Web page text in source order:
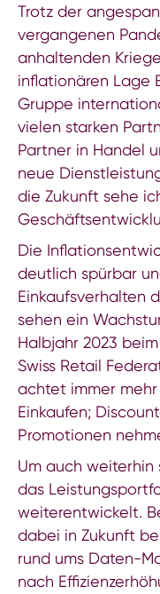
Trotz der
vergangenen
anhaltenden
inflationären Lage
Gruppe
vielen starken
Partner in Handel
neue
die Zukunft sehe
Die
deutlich spürbar
Einkaufsverhalten
sehen ein
Halbjahr 2023
Swiss Retail
achtet immer
Einkaufen;
Promotionen
Um auch weiterhin
das
weiterentwickelt.
dabei in Zukunft
rund ums Daten-
nach